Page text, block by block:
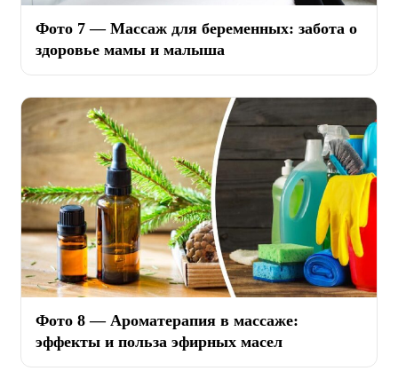
Фото 7 — Массаж для беременных: забота о
здоровье мамы и малыша
Фото 8 — Ароматерапия в массаже:
эффекты и польза эфирных масел